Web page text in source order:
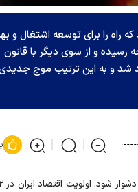
راه را برای توسعه اشتغال و
رسیده و از سوی دیگر با قانون
شد و به این ترتیب موج